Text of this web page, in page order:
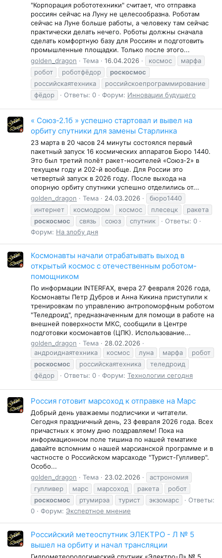
"Корпорация робототехники" считает, что отправка
россиян сейчас на Луну не целесообразна. Роботам
сейчас на Луне больше работы, а человеку там сейчас
практически делать нечего. Роботы должны сначала
сделать комфортную базу для Россиян и подготовить
промышленные площадки. Только после этого...
golden_dragon
Тема 16.04.2026 космос
марфа
робот
роботфёдор
роскосмос
российскаятехника
российскоепрограммирование
фёдор
Ответы: 0 Форум: Инновации будущего
« Союз-2.1б » успешно стартовал и вывел на
орбиту спутники для замены Старлинка
23 марта в 20 часов 24 минуты состоялся первый
пакетный запуск 16 космических аппаратов Бюро 1440.
Это был третий полёт ракет-носителей «Союз-2» в
текущем году и 202-й вообще. Для России это
четвертый запуск в 2026 году. После выхода на
опорную орбиту спутники успешно отделились от...
golden_dragon
Тема 24.03.2026
бюро1440
интернет
космодром космос плесецк
ракета
роскосмос
связь союз спутник
Ответы: 0
Форум: На злобу дня
Космонавты начали отрабатывать выход в
открытый космос с отечественным роботом-
помощником
По информации INTERFAX, вчера 27 февраля 2026 года,
Космонавты Петр Дубров и Анна Кикина приступили к
тренировкам по управлению антропоморфным роботом
"Теледроид", предназначенным для помощи в работе на
внешней поверхности МКС, сообщили в Центре
подготовки космонавтов (ЦПК). Использование...
golden_dragon
Тема
28.02.2026
андроиднаятехника
космос луна марфа
робот
роскосмос
российскаятехника
теледроид
фёдор
Ответы: 0 Форум: Технологии сегодня
Россия готовит марсоход к отправке на Марс
Добрый день уважаемы подписчики и читатели.
Сегодня праздничный день, 23 февраля 2026 года. Всех
причастных к этому дню поздравляем! Пока на
информационном поле тишина по нашей тематике
давайте вспомним о нашей марсианской программе и в
частносте о Российском марсаходе "Турист-Гулливер".
Особо...
golden_dragon
Тема 23.02.2026
астрономия
гулливер
марс марсоход ракета
робот
роскосмос
ртумирэа турист экзомарс
Ответы:
0
Форум: Экспертное мнение
Российский метеоспутник ЭЛЕКТРО - Л № 5
вышел на орбиту и начал трансляции
Гидрометеорологический спутник «Электро-Л» № 5